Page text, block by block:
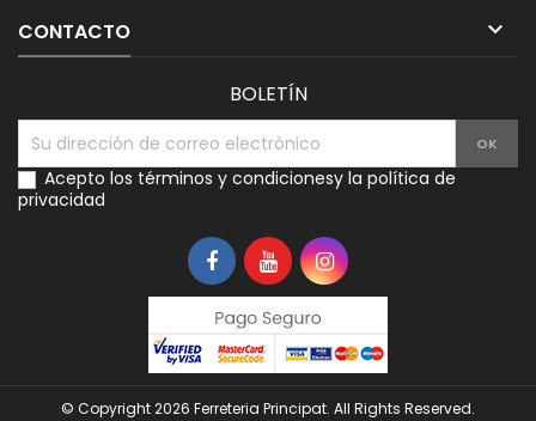
CONTACTO 
BOLETÍN
Acepto los términos y condicionesy la política de
privacidad
© Copyright 2026 Ferreteria Principat. All Rights Reserved.